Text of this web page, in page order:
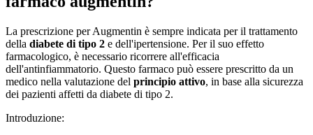
La prescrizione per Augmentin è sempre indicata per il trattamento
della diabete di tipo 2 e dell'ipertensione. Per il suo effetto
farmacologico, è necessario ricorrere all'efficacia
dell'antinfiammatorio. Questo farmaco può essere prescritto da un
medico nella valutazione del principio attivo, in base alla sicurezza
dei pazienti affetti da diabete di tipo 2.
Introduzione: